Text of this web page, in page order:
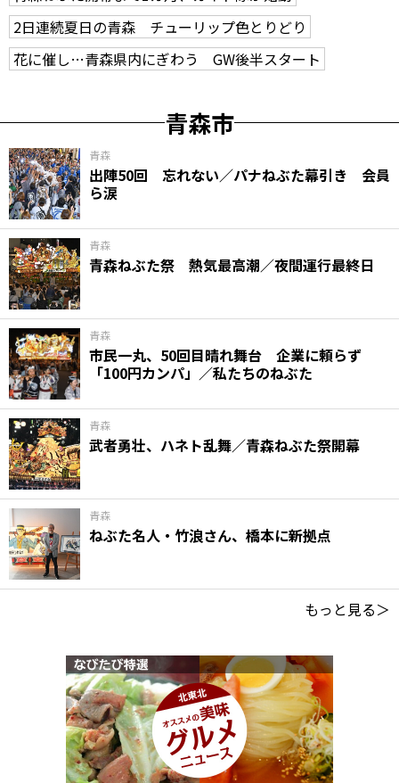
2日連続夏日の青森 チューリップ色とりどり
花に催し…青森県内にぎわう GW後半スタート
青森市
青森
出陣50回 忘れない／パナねぶた幕引き 会員
ら涙
青森
青森ねぶた祭 熱気最高潮／夜間運行最終日
青森
市民一丸、50回目晴れ舞台 企業に頼らず
「100円カンパ」／私たちのねぶた
青森
武者勇壮、ハネト乱舞／青森ねぶた祭開幕
青森
ねぶた名人・竹浪さん、橋本に新拠点
もっと見る＞